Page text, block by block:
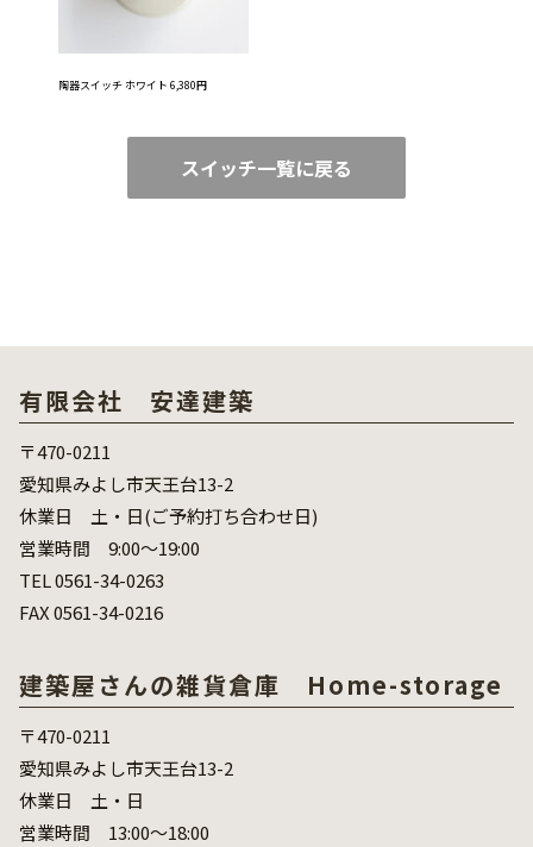
陶器スイッチ ホワイト 6,380円
スイッチ一覧に戻る
有限会社 安達建築
〒470-0211
愛知県みよし市天王台13-2
休業日 土・日(ご予約打ち合わせ日)
営業時間 9:00～19:00
TEL 0561-34-0263
FAX 0561-34-0216
建築屋さんの雑貨倉庫 Home-storage
〒470-0211
愛知県みよし市天王台13-2
休業日 土・日
営業時間 13:00～18:00